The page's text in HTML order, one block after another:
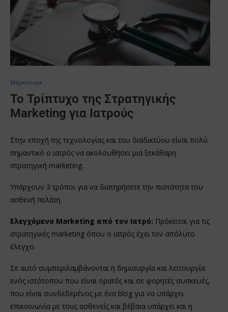
Μάρκετινγκ
Το Τρίπτυχο της Στρατηγικής
Marketing για Ιατρούς
Στην εποχή της τεχνολογίας και του διαδικτύου είναι πολύ
σημαντικό ο ιατρός να ακολουθήσει μια ξεκάθαρη
στρατηγική marketing.
Υπάρχουν 3 τρόποι για να διατηρήσετε την πιστότητα του
ασθενή πελάτη.
Ελεγχόμενο Marketing από τον Ιατρό: Πρόκειται για τις
στρατηγικές marketing όπου ο ιατρός έχει τον απόλυτο
έλεγχο.
Σε αυτό συμπεριλαμβάνονται η δημιουργία και λειτουργία
ενός ιστότοπου που είναι ορατός και σε φορητές συσκευές,
που είναι συνδεδεμένος με ένα blog για να υπάρχει
επικοινωνία με τους ασθενείς και βέβαια υπάρχει και η